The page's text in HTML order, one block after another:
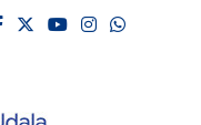
de
facebook
twitter
youtube